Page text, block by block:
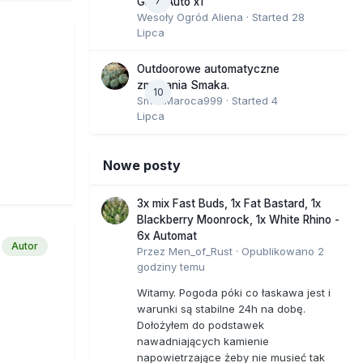
Autor
Wesoły Ogród Aliena · Started 28
Lipca
10
Outdoorowe automatyczne
zmagania Smaka.
SmakMaroca999 · Started 4
Lipca
Nowe posty
3x mix Fast Buds, 1x Fat Bastard, 1x
Blackberry Moonrock, 1x White Rhino -
6x Automat
Przez Men_of_Rust · Opublikowano 2
godziny temu
Witamy. Pogoda póki co łaskawa jest i
warunki są stabilne 24h na dobę.
Dołożyłem do podstawek
nawadniających kamienie
napowietrzające żeby nie musieć tak